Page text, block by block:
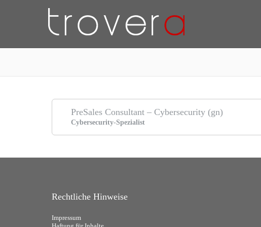
PreSales Consultant – Cybersecurity (gn)
Cybersecurity-Spezialist
Rechtliche Hinweise
Impressum